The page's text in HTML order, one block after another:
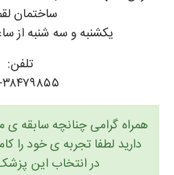
ساختمان
یکشنبه و سه شنبه از ساعت 3 تا
تلفن:
۰۵۱-
همراه گرامی چنانچه سابقه ی
دارید لطفا تجربه ی خود را
در انتخاب این